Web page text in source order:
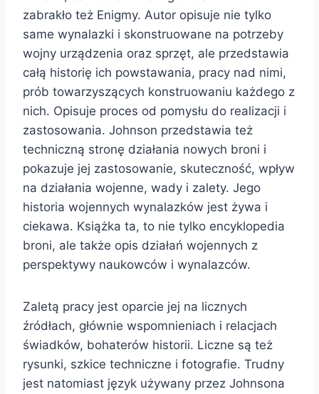
zabrakło też Enigmy. Autor opisuje nie tylko
same wynalazki i skonstruowane na potrzeby
wojny urządzenia oraz sprzęt, ale przedstawia
całą historię ich powstawania, pracy nad nimi,
prób towarzyszących konstruowaniu każdego z
nich. Opisuje proces od pomysłu do realizacji i
zastosowania. Johnson przedstawia też
techniczną stronę działania nowych broni i
pokazuje jej zastosowanie, skuteczność, wpływ
na działania wojenne, wady i zalety. Jego
historia wojennych wynalazków jest żywa i
ciekawa. Książka ta, to nie tylko encyklopedia
broni, ale także opis działań wojennych z
perspektywy naukowców i wynalazców.
Zaletą pracy jest oparcie jej na licznych
źródłach, głównie wspomnieniach i relacjach
świadków, bohaterów historii. Liczne są też
rysunki, szkice techniczne i fotografie. Trudny
jest natomiast język używany przez Johnsona